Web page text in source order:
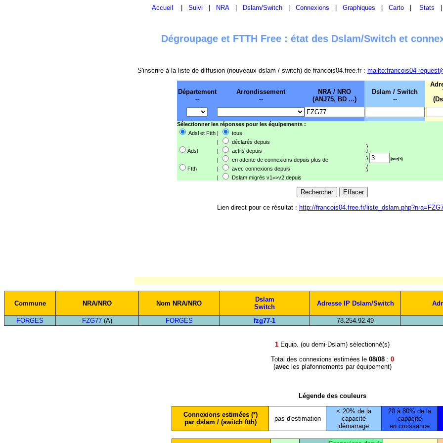
Accueil Suivi NRA Dslam/Switch Connexions Graphiques Carto Stats
Dégroupage et FTTH Free : état des Dslam/Switch et
S'inscrire à la liste de diffusion (nouveaux dslam / switch) de francois04.free.fr : mailto:francois04-
Département
--
Arrondissement
--
NRA / NRO
(ANJ75, BD ...)
Dslam / Switch
--
Sélectionner les réponses pour les équipements :
Adsl et Ftth |
tous
|
déclarés depuis
}
}
}
jour(s)
}
}
Adsl |
actifs depuis
|
en attente de connexions depuis plus de
Ftth
|
avec connexions depuis
|
Dslam migrés v1=>v2 depuis
Lien direct pour ce résultat : http://francois04.free.fr/
Commune NRA/NRO Nom NRA/NRO
Dslam
Switch
Adresse IP Dslam/Switch
FORGES
FZG77 (A) FORGES fzg77-1 78.254.92.49
1 Equip. (ou demi-Dslam) sélectionné(s)
Total des connexions estimées le 08/08: 0
(avecles plafonnements par équipement)
Légende des couleurs
Connexions estimées (*)
par dslam / (switch ftth)
pas d'estimation
< 20% de la
capacité
démarrage
20 à 80% de la
capacité
en croissance